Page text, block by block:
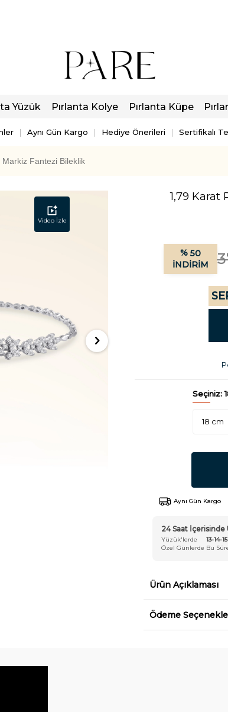
Yüzük Pırlanta Kolye Pırlanta Küpe
Aynı Gün Kargo Hediye Önerileri Sertifikalı
Markiz Fantezi Bileklik
Video İzle
1,79 Karat
% 50
İNDIRIM
Seçiniz:
Aynı Gün Kargo
24 Saat
Yüzük'lerde 13-14-15
Özel Günlerde Bu
Ürün Açıklaması
Ödeme